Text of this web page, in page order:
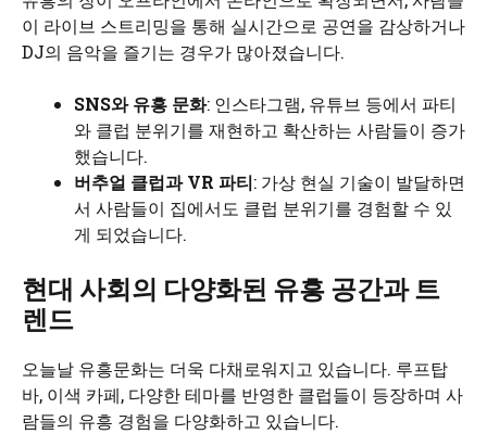
이 라이브 스트리밍을 통해 실시간으로 공연을 감상하거나
DJ의 음악을 즐기는 경우가 많아졌습니다.
SNS와 유흥 문화: 인스타그램, 유튜브 등에서 파티
와 클럽 분위기를 재현하고 확산하는 사람들이 증가
했습니다.
버추얼 클럽과 VR 파티: 가상 현실 기술이 발달하면
서 사람들이 집에서도 클럽 분위기를 경험할 수 있
게 되었습니다.
현대 사회의 다양화된 유흥 공간과 트
렌드
오늘날 유흥문화는 더욱 다채로워지고 있습니다. 루프탑
바, 이색 카페, 다양한 테마를 반영한 클럽들이 등장하며 사
람들의 유흥 경험을 다양화하고 있습니다.